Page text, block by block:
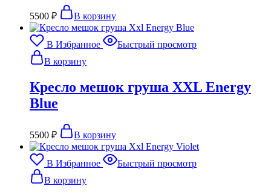
5500 ₽ В корзину
В Избранное
Быстрый просмотр
В корзину
Кресло мешок груша XXL Energy
Blue
5500 ₽ В корзину
В Избранное
Быстрый просмотр
В корзину